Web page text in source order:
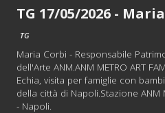
TG 17/05/2026 -
TG
Maria Corbi - Responsabile
dell'Arte ANM.ANM METRO ART
Echia, visita per famiglie con
della città di Napoli.Stazione ANM
- Napoli.